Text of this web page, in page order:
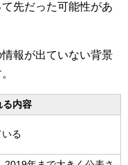
先だった可能性があ
報が出ていない背景
る内容
る